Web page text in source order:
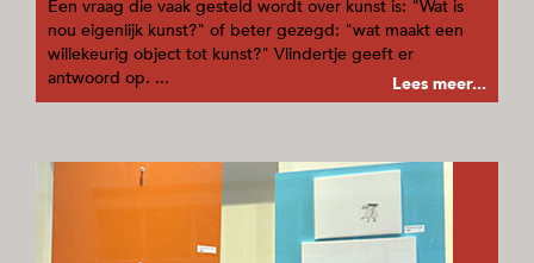
Een vraag die vaak gesteld wordt over kunst is: "Wat is
nou eigenlijk kunst?" of beter gezegd: "wat maakt een
willekeurig object tot kunst?" Vlindertje geeft er
antwoord op. ...
Lees meer...